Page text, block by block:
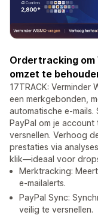
Ordertracking om
omzet te
17TRACK: Verminder
een merkgebonden,
automatische e-
PayPal om je
versnellen. Verhoog
prestaties via
klik—ideaal voor
Merktracking:
e-mailalerts.
PayPal Sync:
veilig te versnellen.